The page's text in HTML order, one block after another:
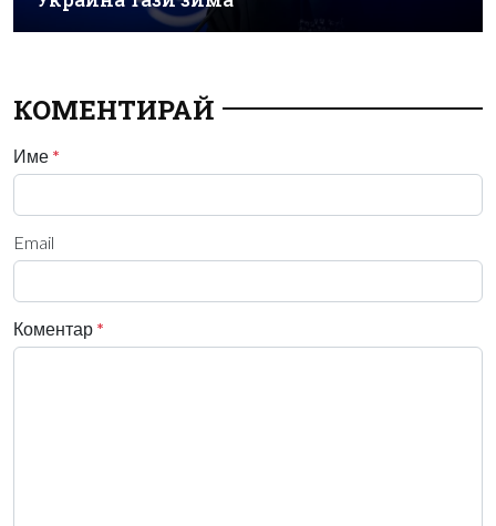
КОМЕНТИРАЙ
Име *
Email
Коментар *